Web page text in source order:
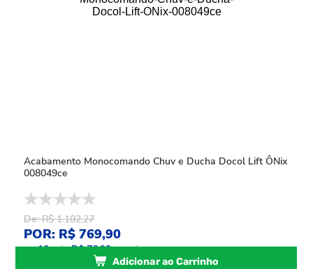
Acabamento Monocomando Chuv e Ducha Docol Lift ÔNix
008049ce
De: R$ 1.102,27
POR: R$ 769,90
ou10xdeR$ 76,99sem juros
Adicionar ao Carrinho